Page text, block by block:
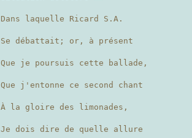
Dans laquelle Ricard S.A.
Se débattait; or, à présent
Que je poursuis cette ballade,
Que j'entonne ce second chant
À la gloire des limonades,
Je dois dire de quelle allure